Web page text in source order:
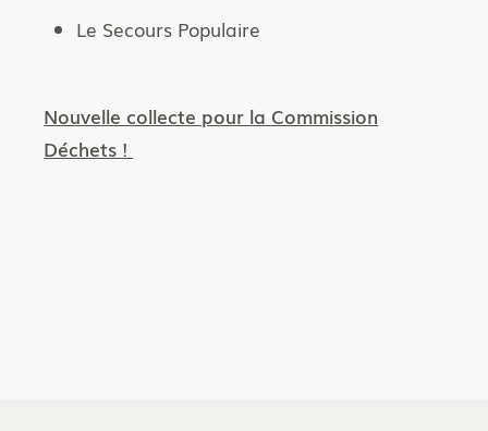
Le Secours Populaire
Nouvelle collecte pour la Commission
Déchets !